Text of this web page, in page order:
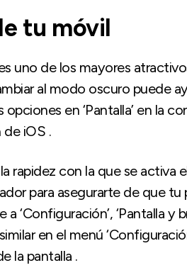
tu móvil
uno de los mayores
al modo oscuro puede
en ‘Pantalla’ en la
de iOS .
rapidez con la que se activa
para asegurarte de que tu
‘Configuración’, ‘Pantalla y
en el menú
la pantalla .